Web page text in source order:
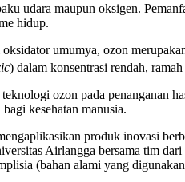
udara maupun oksigen.
hidup.
umumya, ozon
) dalam konsentrasi rendah,
ozon pada penanganan
kesehatan manusia.
produk inovasi
Airlangga bersama tim
(bahan alami yang